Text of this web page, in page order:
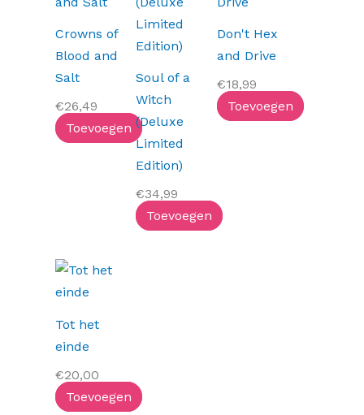
Crowns of
Blood and
Salt
€26,49
Toevoegen
Soul of a
Witch
(Deluxe
Limited
Edition)
€34,99
Toevoegen
Don't Hex
and Drive
€18,99
Toevoegen
Tot het
einde
€20,00
Toevoegen